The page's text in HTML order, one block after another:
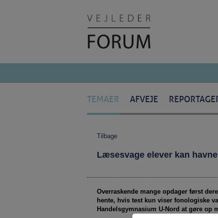
TEMAER AFVEJE
Tilbage
Læsesvage elever kan
Overraskende mange opdager først
hente, hvis test kun viser fonologiske
Handelsgymnasium U-Nord at gøre